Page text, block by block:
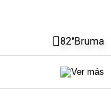
82°Bruma